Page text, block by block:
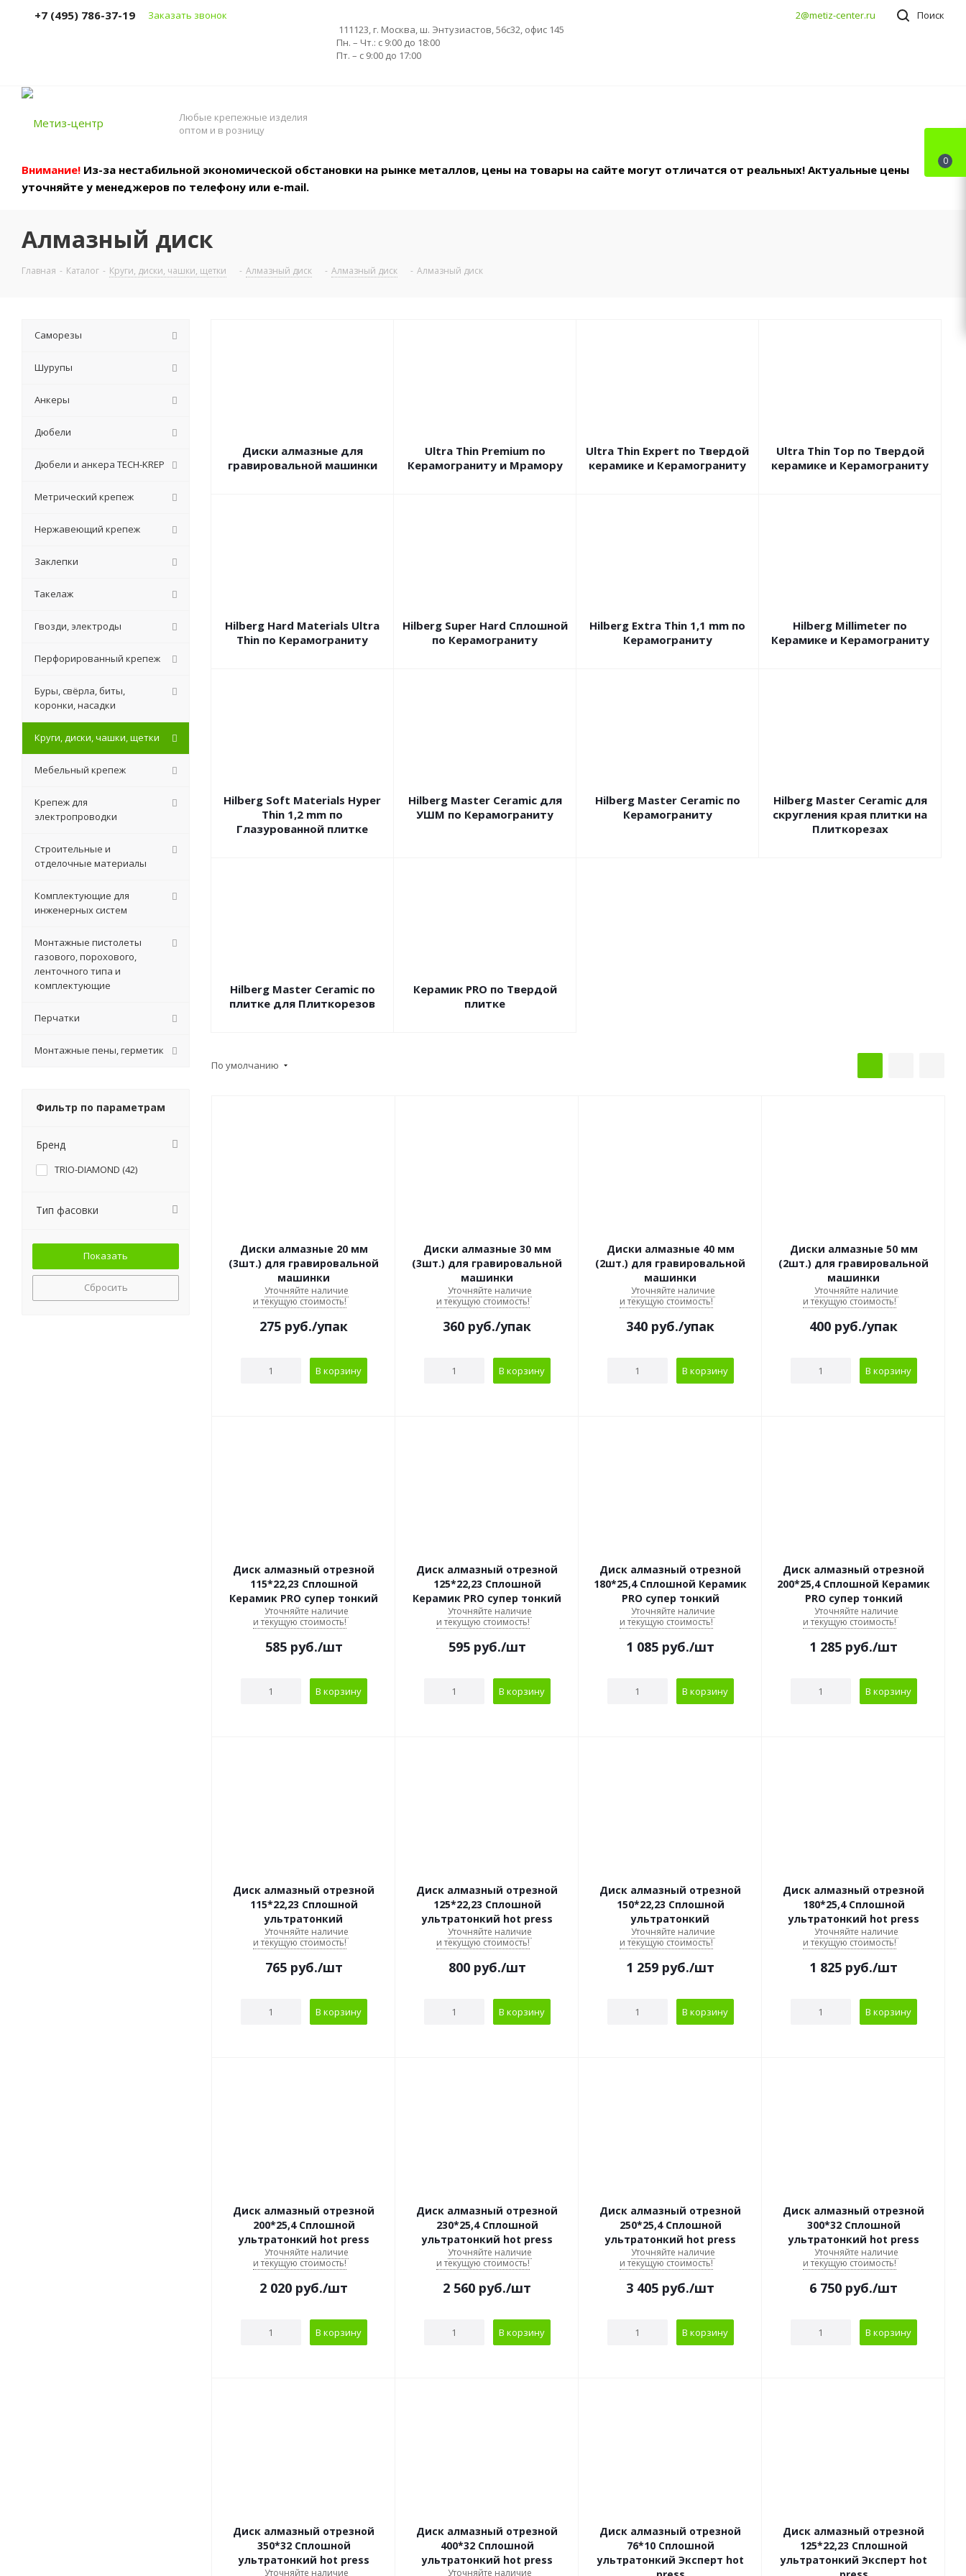
+7 (495) 786-37-19
Заказать звонок
111123, г. Москва, ш. Энтузиастов, 56с32, офис 145
Пн. – Чт.: с 9:00 до 18:00
Пт. – с 9:00 до 17:00
Поиск
2@metiz-center.ru
Любые крепежные изделия
оптом и в розницу
Внимание! Из-за нестабильной экономической обстановки на рынке металлов, цены на товары на сайте могут отличатся от реальных! Актуальные цены
уточняйте у менеджеров по телефону или e-mail.
Алмазный диск
Главная - Каталог - Круги, диски, чашки, щетки - Алмазный диск - Алмазный диск - Алмазный диск
Диски алмазные для
гравировальной машинки
Ultra Thin Premium по
Керамограниту и Мрамору
Ultra Thin Expert по Твердой
керамике и Керамограниту
Ultra Thin Top по Твердой
керамике и Керамограниту
Hilberg Hard Materials Ultra
Thin по Керамограниту
Hilberg Super Hard Сплошной
по Керамограниту
Hilberg Extra Thin 1,1 mm по
Керамограниту
Hilberg Millimeter по
Керамике и Керамограниту
Hilberg Soft Materials Hyper
Thin 1,2 mm по
Глазурованной плитке
Hilberg Master Сeramic для
УШМ по Керамограниту
Hilberg Master Сeramic по
Керамограниту
Hilberg Master Сeramic для
скругления края плитки на
Плиткорезах
Hilberg Master Сeramic по
плитке для Плиткорезов
Керамик PRO по Твердой
плитке
По умолчанию
Диски алмазные 20 мм
(3шт.) для гравировальной
машинки
Уточняйте наличие
и текущую стоимость!
275 руб./упак
В корзину
Диски алмазные 30 мм
(3шт.) для гравировальной
машинки
Уточняйте наличие
и текущую стоимость!
360 руб./упак
В корзину
Диски алмазные 40 мм
(2шт.) для гравировальной
машинки
Уточняйте наличие
и текущую стоимость!
340 руб./упак
В корзину
Диски алмазные 50 мм
(2шт.) для гравировальной
машинки
Уточняйте наличие
и текущую стоимость!
400 руб./упак
В корзину
Диск алмазный отрезной
115*22,23 Сплошной
Керамик PRO супер тонкий
Уточняйте наличие
и текущую стоимость!
585руб./шт
В корзину
Диск алмазный отрезной
125*22,23 Сплошной
Керамик PRO супер тонкий
Уточняйте наличие
и текущую стоимость!
595руб./шт
В корзину
Диск алмазный отрезной
180*25,4 Сплошной Керамик
PRO супер тонкий
Уточняйте наличие
и текущую стоимость!
1 085 руб./шт
В корзину
Диск алмазный отрезной
200*25,4 Сплошной Керамик
PRO супер тонкий
Уточняйте наличие
и текущую стоимость!
1 285 руб./шт
В корзину
Диск алмазный отрезной
115*22,23 Сплошной
ультратонкий
Уточняйте наличие
и текущую стоимость!
765руб./шт
В корзину
Диск алмазный отрезной
125*22,23 Сплошной
ультратонкий hot press
Уточняйте наличие
и текущую стоимость!
800руб./шт
В корзину
Диск алмазный отрезной
150*22,23 Сплошной
ультратонкий
Уточняйте наличие
и текущую стоимость!
1 259 руб./шт
В корзину
Диск алмазный отрезной
180*25,4 Сплошной
ультратонкий hot press
Уточняйте наличие
и текущую стоимость!
1 825 руб./шт
В корзину
Диск алмазный отрезной
200*25,4 Сплошной
ультратонкий hot press
Уточняйте наличие
и текущую стоимость!
2 020 руб./шт
В корзину
Диск алмазный отрезной
230*25,4 Сплошной
ультратонкий hot press
Уточняйте наличие
и текущую стоимость!
2 560 руб./шт
В корзину
Диск алмазный отрезной
250*25,4 Сплошной
ультратонкий hot press
Уточняйте наличие
и текущую стоимость!
3 405 руб./шт
В корзину
Диск алмазный отрезной
300*32 Сплошной
ультратонкий hot press
Уточняйте наличие
и текущую стоимость!
6 750 руб./шт
В корзину
Диск алмазный отрезной
350*32 Сплошной
ультратонкий hot press
Уточняйте наличие
Диск алмазный отрезной
400*32 Сплошной
ультратонкий hot press
Уточняйте наличие
Диск алмазный отрезной
76*10 Сплошной
ультратонкий Эксперт hot
Диск алмазный отрезной
125*22,23 Сплошной
ультратонкий Эксперт hot
Саморезы
Шурупы
Анкеры
Дюбели
Дюбели и анкера TECH-KREP
Метрический крепеж
Нержавеющий крепеж
Заклепки
Такелаж
Гвозди, электроды
Перфорированный крепеж
Буры, свёрла, биты,
коронки, насадки
Круги, диски, чашки, щетки
Мебельный крепеж
Крепеж для
электропроводки
Строительные и
отделочные материалы
Комплектующие для
инженерных систем
Монтажные пистолеты
газового, порохового,
ленточного типа и
комплектующие
Перчатки
Монтажные пены, герметик
Фильтр по параметрам
Бренд
TRIO-DIAMOND (42)
Тип фасовки
Сбросить
0